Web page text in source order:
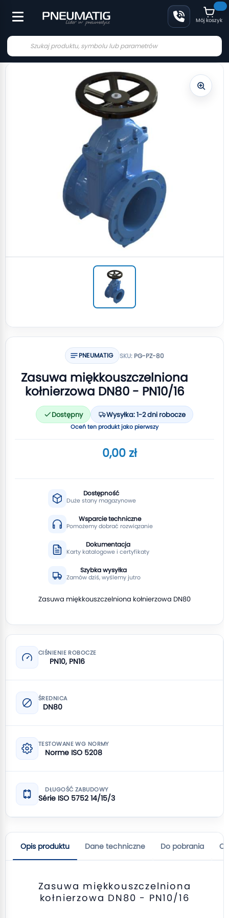
Mój koszyk
PNEUMATIG SKU: PG-PZ-80
Zasuwa miękkouszczelniona
kołnierzowa DN80 - PN10/16
Dostępny Wysyłka: 1-2 dni robocze
Oceń ten produkt jako pierwszy
0,00 zł
Dostępność
Duże stany magazynowe
Wsparcie techniczne
Pomożemy dobrać rozwiązanie
Dokumentacja
Karty katalogowe i certyfikaty
Szybka wysyłka
Zamów dziś, wyślemy jutro
Zasuwa miękkouszczelniona kołnierzowa DN80
CIŚNIENIE ROBOCZE
PN10, PN16
ŚREDNICA
DN80
TESTOWANE WG NORMY
Norme ISO 5208
DŁUGOŚĆ ZABUDOWY
Série ISO 5752 14/15/3
Opis produktu Dane techniczne Do pobrania
Zasuwa miękkouszczelniona
kołnierzowa DN80 - PN10/16